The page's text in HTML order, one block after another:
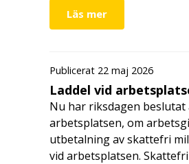
Läs mer
Publicerat 22 maj 2026
Laddel vid
Nu har riksdagen
arbetsplatsen, om
utbetalning av skattefri
vid arbetsplatsen.